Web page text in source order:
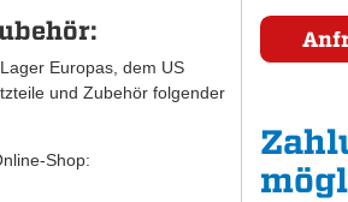
Europas, dem US
und Zubehör folgender
Shop: